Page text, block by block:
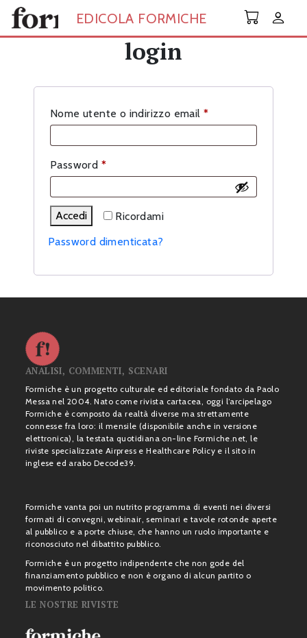
Skip to main content
EDICOLA FORMICHE
login
Nome utente o indirizzo email *Richiesto
Password *Richiesto
Ricordami
Accedi
Password dimenticata?
ANALISI, COMMENTI, SCENARI
Formiche è un progetto culturale ed editoriale fondato da Paolo
Messa nel 2004. Nato come rivista cartacea, oggi l’arcipelago
Formiche è composto da realtà diverse ma strettamente
connesse fra loro: il mensile (disponibile anche in versione
elettronica), la testata quotidiana on-line Formiche.net, le
riviste specializzate Airpress e Healthcare Policy e il sito in
inglese ed arabo Decode39.
Formiche vanta poi un nutrito programma di eventi nei diversi
formati di convegni, webinair, seminari e tavole rotonde aperte
al pubblico e a porte chiuse, che hanno un ruolo importante e
riconosciuto nel dibattito pubblico.
Formiche è un progetto indipendente che non gode del
finanziamento pubblico e non è organo di alcun partito o
movimento politico.
LE NOSTRE RIVISTE